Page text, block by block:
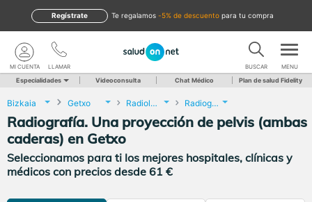
te regalamos -5% de descuento para tu compra
Regístrate
LLAMAR
MI CUENTA BUSCAR MENU
Especialidades Videoconsulta Chat Médico Plan de salud Fidelity
Bizkaia Getxo Radiología Radiografía. Una proyección de pelvis (ambas caderas)
Radiografía. Una proyección de pelvis (ambas
caderas) en Getxo
Seleccionamos para ti los mejores hospitales, clínicas y
médicos con precios desde 61 €